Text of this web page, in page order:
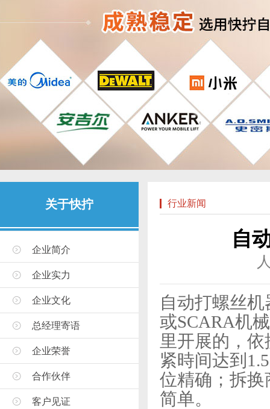
关于快拧
企业简介
企业实力
企业文化
总经理寄语
企业荣誉
合作伙伴
客户见证
行业新闻
自
自动打螺丝
或SCARA机
里开展的，
紧時间达到
位精确；拆
简单。